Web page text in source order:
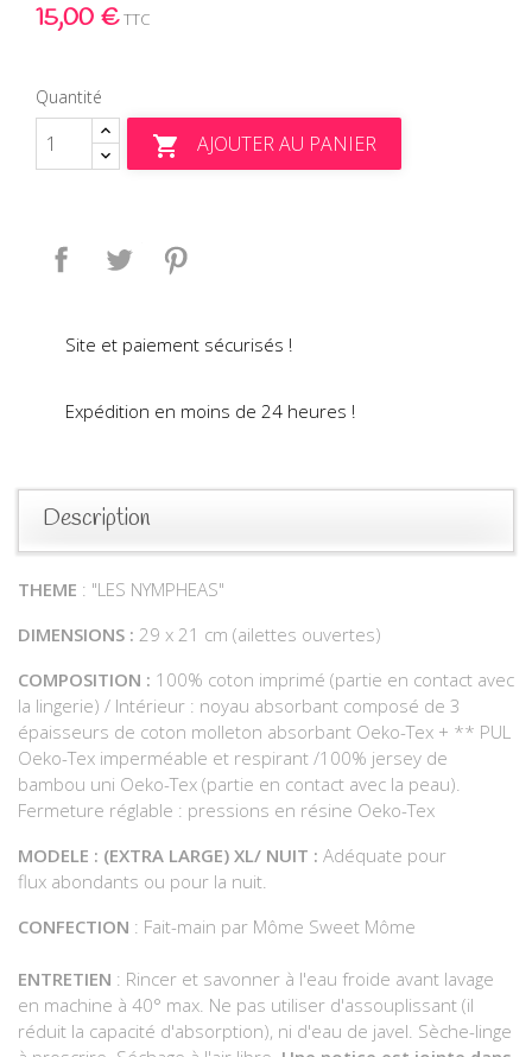
15,00 €TTC
Quantité
 AJOUTER AU PANIER
Partager Tweet
Site et paiement sécurisés !
Expédition en moins de 24 heures !
Description
THEME : "LES NYMPHEAS"
DIMENSIONS : 29 x 21 cm (ailettes ouvertes)
COMPOSITION : 100% coton imprimé (partie en contact avec
la lingerie) / Intérieur : noyau absorbant composé de 3
épaisseurs de coton molleton absorbant Oeko-Tex + ** PUL
Oeko-Tex imperméable et respirant /100% jersey de
bambou uni Oeko-Tex (partie en contact avec la peau).
Fermeture réglable : pressions en résine Oeko-Tex
MODELE : (EXTRA LARGE) XL/ NUIT : Adéquate pour
flux abondants ou pour la nuit.
CONFECTION : Fait-main par Môme Sweet Môme
ENTRETIEN : Rincer et savonner à l'eau froide avant lavage
en machine à 40° max. Ne pas utiliser d'assouplissant (il
réduit la capacité d'absorption), ni d'eau de javel. Sèche-linge